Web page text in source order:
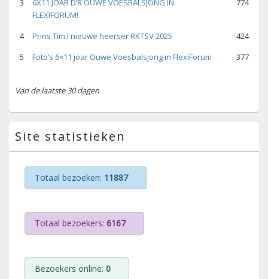
3
6X11 JOAR D’R OUWE VOESBALSJONG IN
FLEXIFORUM!
774
4 Prins Tim I nieuwe heerser RKTSV 2025
424
5
Foto’s 6×11 joar Ouwe Voesbalsjong in FlexiForum 377
Van de laatste 30 dagen
Site statistieken
Totaal bezoeken: 11887
Totaal bezoekers: 6167
Bezoekers online: 0